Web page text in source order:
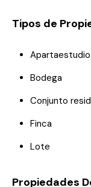
Tipos de
Apartaestudio
Bodega
Conjunto
Finca
Lote
Propiedades